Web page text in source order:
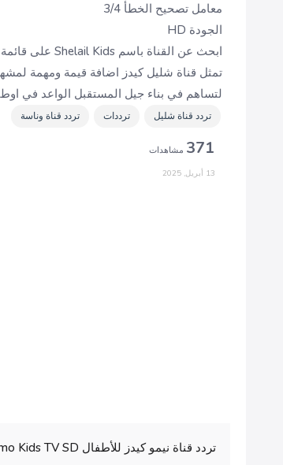
معامل تصحيح الخطأ 3/4
الجودة HD
ابحث عن القناة باسم Shelail Kids على قائمة القنوات في جهاز الرسيفر الخاص بك
تمثل قناة شليل كيدز اضافة قيمة ومهمة
لتساهم في بناء جيل المستقبل الواعد في
تردد قناة شليل ترددات تردد قناة وناسة
371 مشاهدات
13 أبريل, 2025
تردد قناة نيمو كيدز للأطفال Frequency Nemo Kids TV SD